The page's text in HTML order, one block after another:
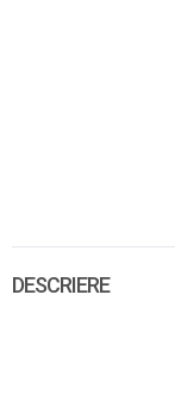
DESCRIERE